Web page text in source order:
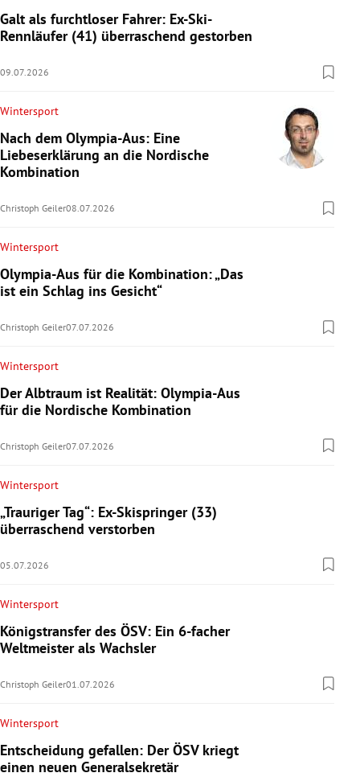
Galt als furchtloser Fahrer: Ex-Ski-
Rennläufer (41) überraschend gestorben
09.07.2026
Wintersport
Nach dem Olympia-Aus: Eine
Liebeserklärung an die Nordische
Kombination
Christoph Geiler08.07.2026
Wintersport
Olympia-Aus für die Kombination: „Das
ist ein Schlag ins Gesicht“
Christoph Geiler07.07.2026
Wintersport
Der Albtraum ist Realität: Olympia-Aus
für die Nordische Kombination
Christoph Geiler07.07.2026
Wintersport
„Trauriger Tag“: Ex-Skispringer (33)
überraschend verstorben
05.07.2026
Wintersport
Königstransfer des ÖSV: Ein 6-facher
Weltmeister als Wachsler
Christoph Geiler01.07.2026
Wintersport
Entscheidung gefallen: Der ÖSV kriegt
einen neuen Generalsekretär